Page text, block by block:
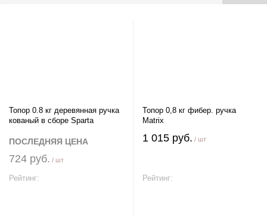
Топор 0.8 кг деревянная ручка
кованый в сборе Sparta
ПОСЛЕДНЯЯ ЦЕНА
724 руб. / шт
Рейтинг:
Топор 0,8 кг фибер. ручка
Matrix
1 015 руб. / шт
Рейтинг: